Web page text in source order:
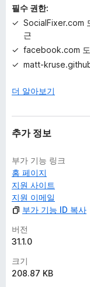
필수 권한:
SocialFixer.com
근
facebook.com 도
matt-
더 알아보기
추가 정보
부가 기능 링크
홈 페이지
지원 사이트
지원 이메일
부가 기능 ID 복사
버전
31.1.0
크기
208.87 KB